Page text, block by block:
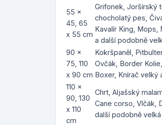
55 x
45, 65
x 55 cm
Grifonek, Joršírský
chocholatý pes,
Kavalír King, Mops,
a další podobně
90 x
75, 110
x 90 cm
Kokršpaněl,
Ovčák, Border
Boxer, Knírač velký
110 x
90, 130
x 110
cm
Chrt, Aljašský
Cane corso, Vlčák,
další podobně